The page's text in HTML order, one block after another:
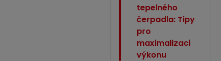
tepelného
čerpadla: Tipy
pro
maximalizaci
výkonu